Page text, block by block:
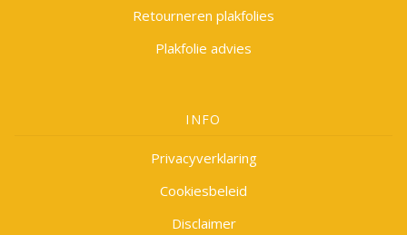
Retourneren plakfolies
Plakfolie advies
INFO
Privacyverklaring
Cookiesbeleid
Disclaimer